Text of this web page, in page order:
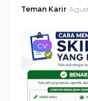
Teman Karir-
CV